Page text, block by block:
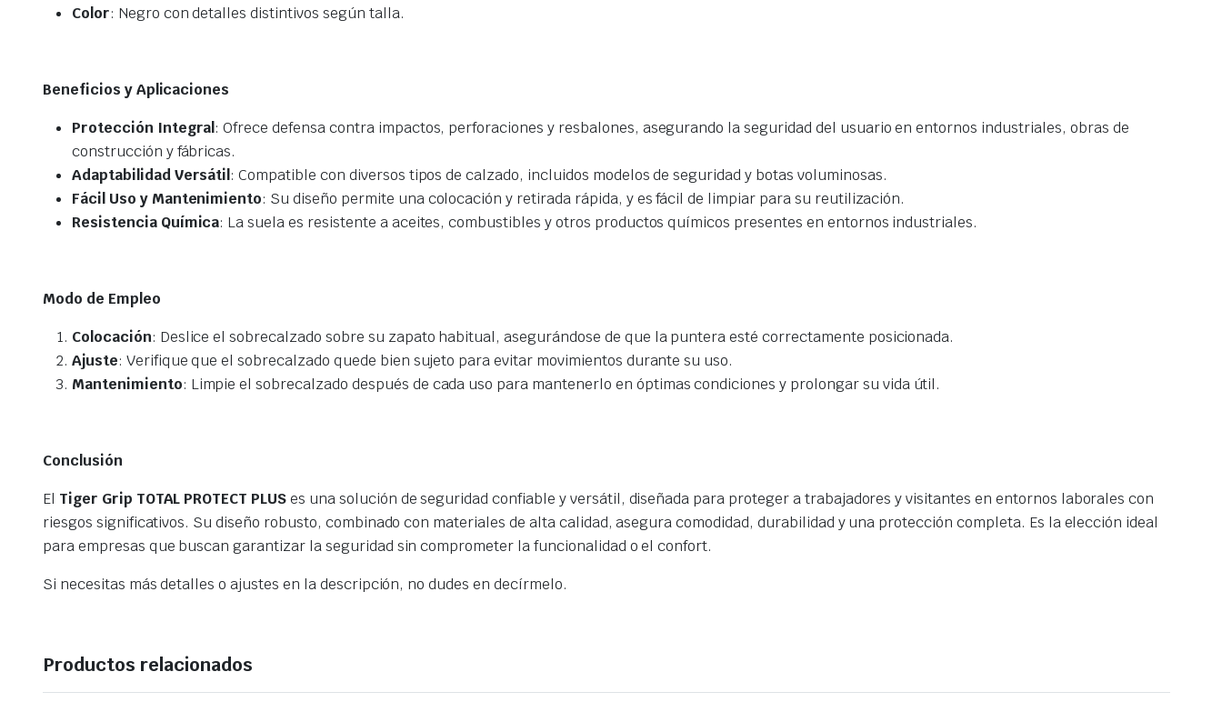
Color: Negro con detalles distintivos según talla.
Beneficios y Aplicaciones
Protección Integral : Ofrece defensa contra impactos, perforaciones y resbalones, asegurando la seguridad del usuario en entornos industriales, obras de
construcción y fábricas.
Adaptabilidad Versátil : Compatible con diversos tipos de calzado, incluidos modelos de seguridad y botas voluminosas.
Fácil Uso y Mantenimiento: Su diseño permite una colocación y retirada rápida, y es fácil de limpiar para su reutilización.
Resistencia Química: La suela es resistente a aceites, combustibles y otros productos químicos presentes en entornos industriales.
Modo de Empleo
Colocación: Deslice el sobrecalzado sobre su zapato habitual, asegurándose de que la puntera esté correctamente posicionada.
Ajuste: Verifique que el sobrecalzado quede bien sujeto para evitar movimientos durante su uso.
Mantenimiento: Limpie el sobrecalzado después de cada uso para mantenerlo en óptimas condiciones y prolongar su vida útil.
Conclusión
El Tiger Grip TOTAL PROTECT PLUSes una solución de seguridad confiable y versátil, diseñada para proteger a trabajadores y visitantes en entornos laborales con
riesgos significativos. Su diseño robusto, combinado con materiales de alta calidad, asegura comodidad, durabilidad y una protección completa. Es la elección ideal
para empresas que buscan garantizar la seguridad sin comprometer la funcionalidad o el confort.
Si necesitas más detalles o ajustes en la descripción, no dudes en decírmelo.
Productos relacionados